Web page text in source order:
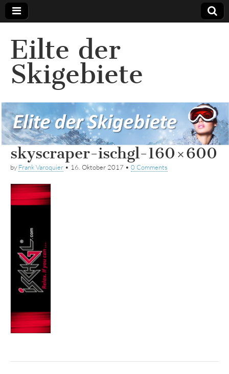
Eilte der
Skigebiete
skyscraper-ischgl-160×600
by Frank Varoquier • 16. Oktober 2017 • 0 Comments